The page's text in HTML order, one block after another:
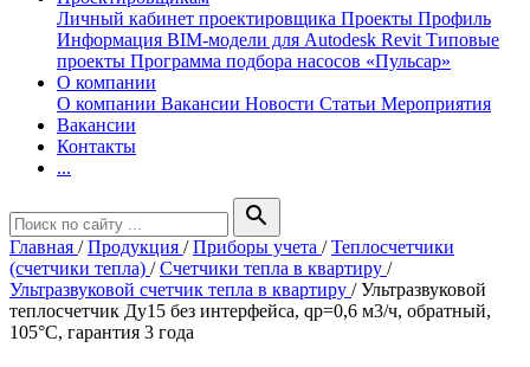
Личный кабинет проектировщика Проекты Профиль
Информация BIM-модели для Autodesk Revit Типовые
проекты Программа подбора насосов «Пульсар»
О компании
О компании Вакансии Новости Статьи Мероприятия
Вакансии
Контакты
...
search
Главная /Продукция /Приборы учета /Теплосчетчики
(счетчики тепла) /Счетчики тепла в квартиру /
Ультразвуковой счетчик тепла в квартиру /Ультразвуковой
теплосчетчик Ду15 без интерфейса, qp=0,6 м3/ч, обратный,
105°C, гарантия 3 года